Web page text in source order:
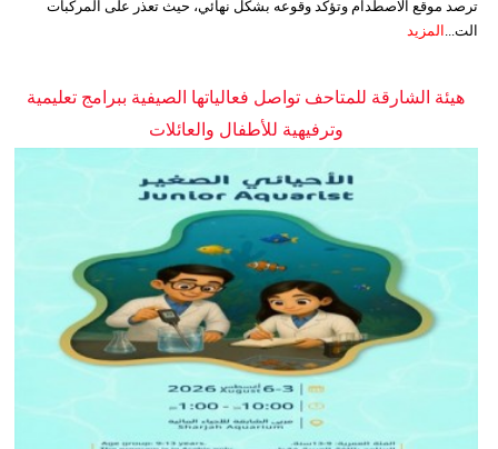
ترصد موقع الاصطدام وتؤكد وقوعه بشكل نهائي، حيث تعذر على المركبات
الت... المزيد
هيئة الشارقة للمتاحف تواصل فعالياتها الصيفية ببرامج تعليمية
وترفيهية للأطفال والعائلات